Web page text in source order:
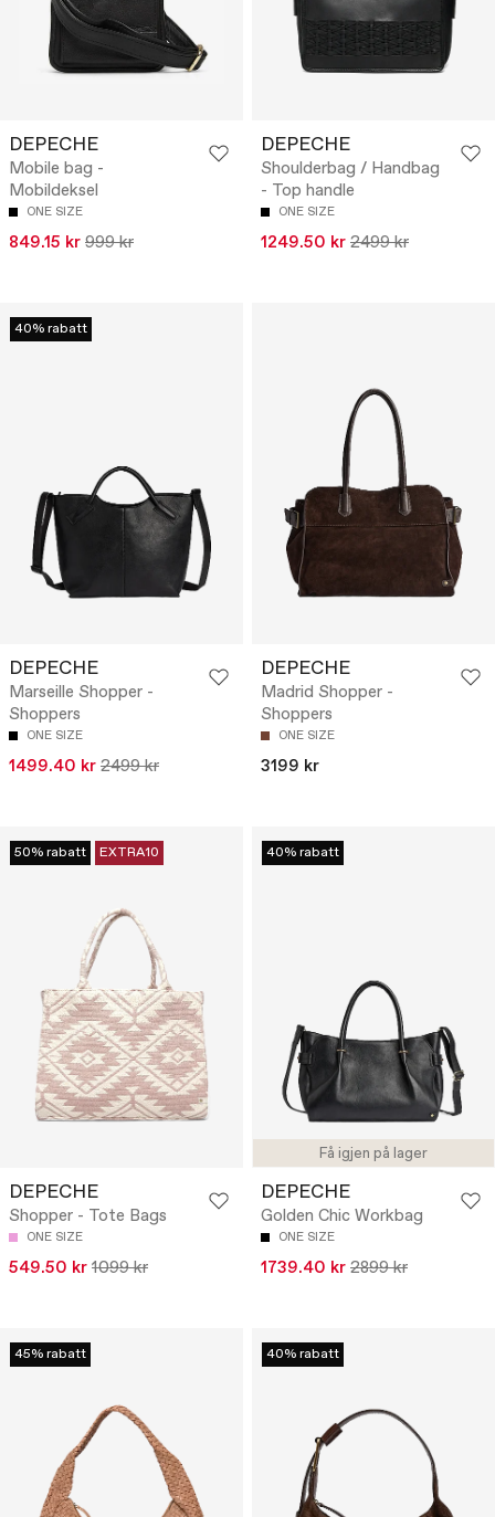
DEPECHE
Mobile bag -
Mobildeksel
ONE SIZE
849.15 kr 999 kr
DEPECHE
Shoulderbag / Handbag
- Top handle
ONE SIZE
1249.50 kr 2499 kr
40% rabatt
DEPECHE
Marseille Shopper -
Shoppers
ONE SIZE
1499.40 kr 2499 kr
DEPECHE
Madrid Shopper -
Shoppers
ONE SIZE
3199 kr
50% rabatt EXTRA10
DEPECHE
Shopper - Tote Bags
ONE SIZE
549.50 kr 1099 kr
Få igjen på lager
40% rabatt
DEPECHE
Golden Chic Workbag
ONE SIZE
1739.40 kr 2899 kr
45% rabatt 40% rabatt